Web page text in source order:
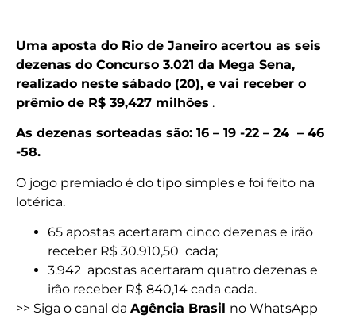
Uma aposta do Rio de Janeiro acertou as seis
dezenas do Concurso 3.021 da Mega Sena,
realizado neste sábado (20), e vai receber o
prêmio de R$ 39,427 milhões .
As dezenas sorteadas são: 16 – 19 -22 – 24 – 46
-58.
O jogo premiado é do tipo simples e foi feito na
lotérica.
65 apostas acertaram cinco dezenas e irão
receber R$ 30.910,50 cada;
3.942 apostas acertaram quatro dezenas e
irão receber R$ 840,14 cada cada.
>> Siga o canal da Agência Brasil no WhatsApp